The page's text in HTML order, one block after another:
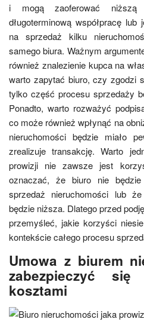
i mogą zaoferować
długoterminową współpracę
na sprzedaż kilku
samego biura. Ważnym
również znalezienie kupca na
warto zapytać biuro, czy zgodzi
tylko część procesu sprzedaży
Ponadto, warto rozważyć
co może również wpłynąć na
nieruchomości będzie miało
zrealizuje transakcję. Warto
prowizji nie zawsze jest
oznaczać, że biuro nie
sprzedaż nieruchomości lub
będzie niższa. Dlatego przed
przemyśleć, jakie korzyści
kontekście całego procesu
Umowa z biurem
zabezpieczyć
kosztami